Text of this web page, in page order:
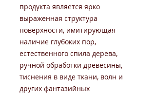
продукта является ярко
выраженная структура
поверхности, имитирующая
наличие глубоких пор,
естественного спила дерева,
ручной обработки древесины,
тиснения в виде ткани, волн и
других фантазийных